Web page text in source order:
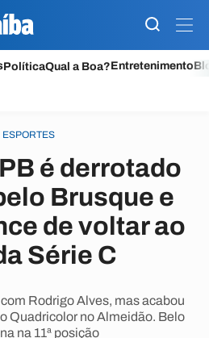
PolíticaQual a Boa?Entretenimento
ESPORTES
é derrotado
Brusque e
de voltar ao
Série C
Rodrigo Alves, mas acabou
Quadricolor no Almeidão. Belo
na 11ª posição